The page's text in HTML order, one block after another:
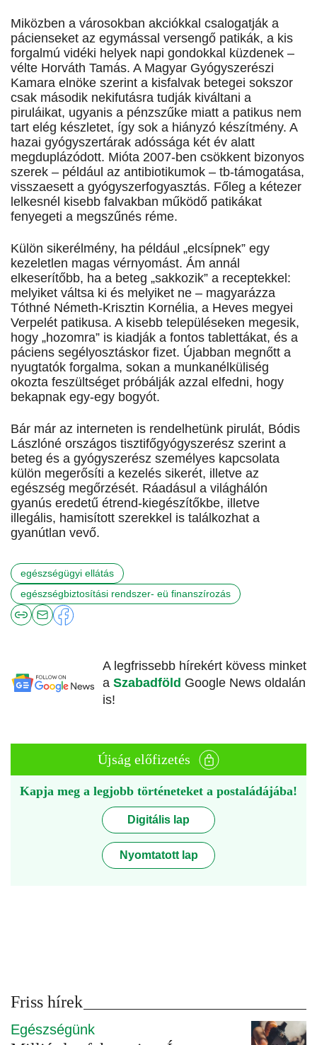
Miközben a városokban akciókkal csalogatják a
pácienseket az egymással versengő patikák, a kis
forgalmú vidéki helyek napi gondokkal küzdenek –
vélte Horváth Tamás. A Magyar Gyógyszerészi
Kamara elnöke szerint a kisfalvak betegei sokszor
csak második nekifutásra tudják kiváltani a
piruláikat, ugyanis a pénzszűke miatt a patikus nem
tart elég készletet, így sok a hiányzó készítmény. A
hazai gyógyszertárak adóssága két év alatt
megduplázódott. Mióta 2007-ben csökkent bizonyos
szerek – például az antibiotikumok – tb-támogatása,
visszaesett a gyógyszerfogyasztás. Főleg a kétezer
lelkesnél kisebb falvakban működő patikákat
fenyegeti a megszűnés réme.
Külön sikerélmény, ha például „elcsípnek” egy
kezeletlen magas vérnyomást. Ám annál
elkeserítőbb, ha a beteg „sakkozik” a receptekkel:
melyiket váltsa ki és melyiket ne – magyarázza
Tóthné Németh-Krisztin Kornélia, a Heves megyei
Verpelét patikusa. A kisebb településeken megesik,
hogy „hozomra” is kiadják a fontos tablettákat, és a
páciens segélyosztáskor fizet. Újabban megnőtt a
nyugtatók forgalma, sokan a munkanélküliség
okozta feszültséget próbálják azzal elfedni, hogy
bekapnak egy-egy bogyót.
Bár már az interneten is rendelhetünk pirulát, Bódis
Lászlóné országos tisztifőgyógyszerész szerint a
beteg és a gyógyszerész személyes kapcsolata
külön megerősíti a kezelés sikerét, illetve az
egészség megőrzését. Ráadásul a világhálón
gyanús eredetű étrend-kiegészítőkbe, illetve
illegális, hamisított szerekkel is találkozhat a
gyanútlan vevő.
egészségügyi ellátás
egészségbiztosítási rendszer- eü finanszírozás
A legfrissebb hírekért kövess minket
a Szabadföld Google News oldalán
is!
Újság előfizetés
Kapja meg a legjobb történeteket a postaládájába!
Digitális lap
Nyomtatott lap
Friss hírek
Egészségünk